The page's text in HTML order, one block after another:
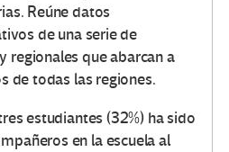
Reúne datos
de una serie de
regionales que abarcan a
de todas las regiones.
estudiantes (32%) ha sido
en la escuela al